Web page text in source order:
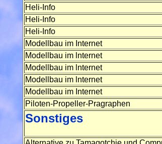
Heli-Info
Heli-Info
Heli-Info
Modellbau im Internet
Modellbau im lnternet
Modellbau im lnternet
Modellbau im lnternet
Modellbau im Internet
Piloten-Propeller-Pragraphen
Sonstiges